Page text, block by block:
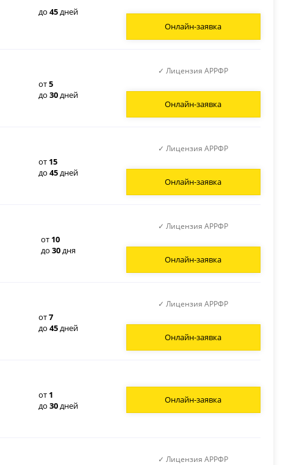
до 45дней
Онлайн-заявка
от5
до 30дней
Онлайн-заявка
✓ Лицензия АРРФР
от 15
до 45дней
Онлайн-заявка
✓ Лицензия АРРФР
от 10
до 30дня
Онлайн-заявка
✓ Лицензия АРРФР
от7
до 45дней
Онлайн-заявка
✓ Лицензия АРРФР
от 1
до 30дней
Онлайн-заявка
✓ Лицензия АРРФР